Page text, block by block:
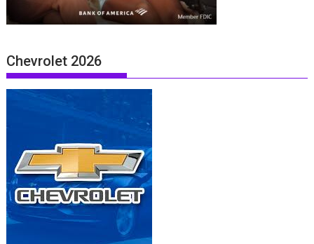
Chevrolet 2026